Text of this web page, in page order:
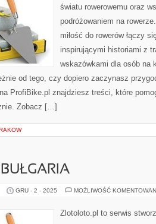
światu rowerowemu oraz
podróżowaniem na
miłość do rowerów łączy
inspirującymi historiami z
wskazówkami dla osób na
od tego, czy dopiero zaczynasz
ProfiBike.pl znajdziesz treści, które
Zobacz […]
GRU - 2 - 2025 MOŻLIWOŚĆ
Zlotoloto.pl to serwis